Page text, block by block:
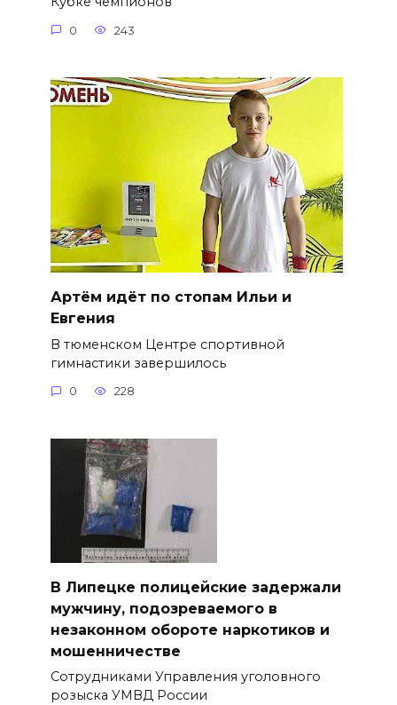
0 243
Артём идёт по стопам Ильи и
Евгения
В тюменском Центре спортивной
гимнастики завершилось
0 228
В Липецке полицейские задержали
мужчину, подозреваемого в
незаконном обороте наркотиков и
мошенничестве
Сотрудниками Управления уголовного
розыска УМВД России